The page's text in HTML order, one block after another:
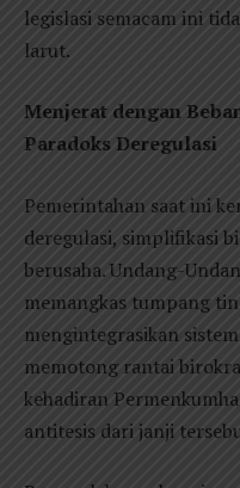
legislasi semacam ini
larut.
Menjerat dengan
Paradoks Deregulasi
Pemerintahan saat ini
deregulasi, simplifikasi
berusaha. Undang-
memangkas tumpang
mengintegrasikan
memotong rantai
kehadiran
antitesis dari janji